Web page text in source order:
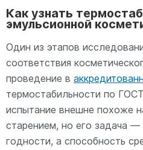
Как узнать
эмульсионной
Один из этапов
соответствия
проведение в
термостабильности по
испытание внешне похоже
старением, но его задача —
годности, а способность